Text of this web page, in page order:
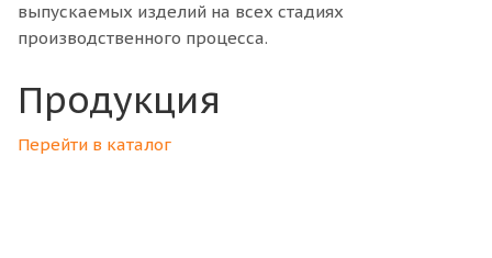
выпускаемых изделий на всех стадиях
производственного процесса.
Продукция
Перейти в каталог